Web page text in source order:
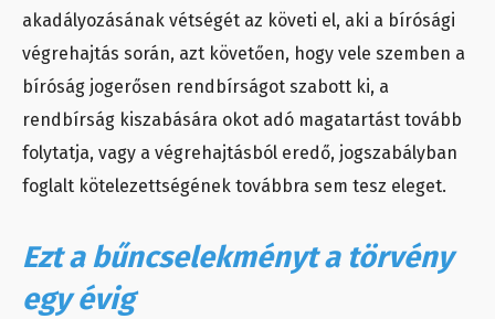
akadályozásának vétségét az követi el, aki a bírósági
végrehajtás során, azt követően, hogy vele szemben a
bíróság jogerősen rendbírságot szabott ki, a
rendbírság kiszabására okot adó magatartást tovább
folytatja, vagy a végrehajtásból eredő, jogszabályban
foglalt kötelezettségének továbbra sem tesz eleget.
Ezt a bűncselekményt a törvény
egy évig